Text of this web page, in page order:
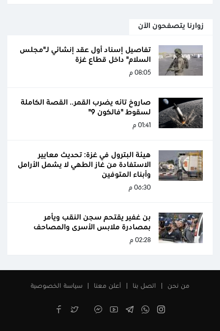
زوارنا يتصفحون الآن
تفاصيل إسناد أول عقد إنشائي لـ"مجلس
السلام" داخل قطاع غزة
08:05 م
صاروخ تائه يضرب القمر.. القصة الكاملة
لسقوط "فالكون 9"
01:41 م
هيئة البترول في غزة: تحديث معايير
الاستفادة من غاز الطهي لا يشمل الأرامل
وأبناء المتوفين
06:30 م
بن غفير يقتحم سجن النقب ويأمر
بمصادرة ملابس الأسرى والمصاحف
02:28 م
من نحن اتصل بنا أعلن معنا سياسة الخصوصية